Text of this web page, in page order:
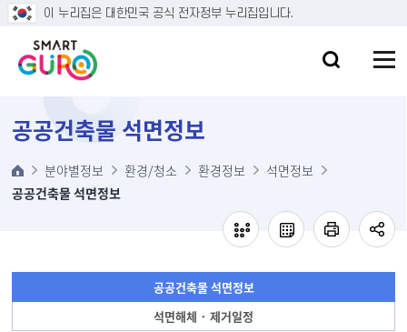
본문 바로가기
이 누리집은 대한민국 공식 전자정부 누리집입니다.
공공건축물 석면정보
분야별정보 환경/청소 환경정보
석면정보
공공건축물 석면정보
공공건축물 석면정보
석면해체 · 제거일정